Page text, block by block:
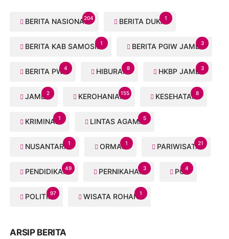
BERITA NASIONAL204 BERITA DUKA1
BERITA KAB SAMOSIR1 BERITA PGIW JAMBI3
BERITA PWI4 HIBURAN8 HKBP JAMBI3
JAMBI2 KEROHANIAN155 KESEHATAN8
KRIMINAL1 LINTAS AGAMA5
NUSANTARA1 ORMAS1 PARIWISATA21
PENDIDIKAN49 PERNIKAHAN3 PGI4
POLITIK97 WISATA ROHANI1
ARSIP BERITA